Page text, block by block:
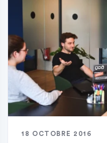
18 OCTOBRE 2016